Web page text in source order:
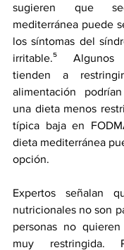
sugieren que
mediterránea puede
los síntomas del
irritable.⁵
tienden a
alimentación
una dieta menos
típica baja en
dieta mediterránea
opción.
Expertos señalan
nutricionales no son
personas no
muy restringida.